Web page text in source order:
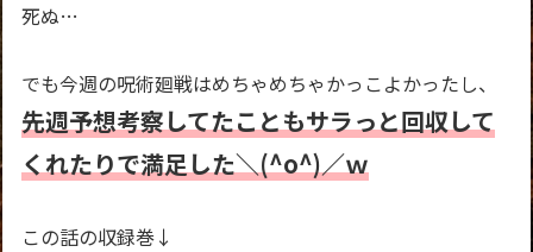
死ぬ…
でも今週の呪術廻戦はめちゃめちゃかっこよかったし、
先週予想考察してたこともサラっと回収して
くれたりで満足した＼(^o^)／ｗ
この話の収録巻↓